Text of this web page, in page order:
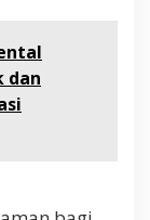
dan